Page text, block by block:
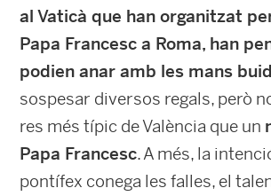
al Vaticà que han organitzat
Papa Francesc a Roma, han
podien anar amb les mans
sospesar diversos regals, però
res més típic de València que un
Papa Francesc. A més, la
pontífex conega les falles, el